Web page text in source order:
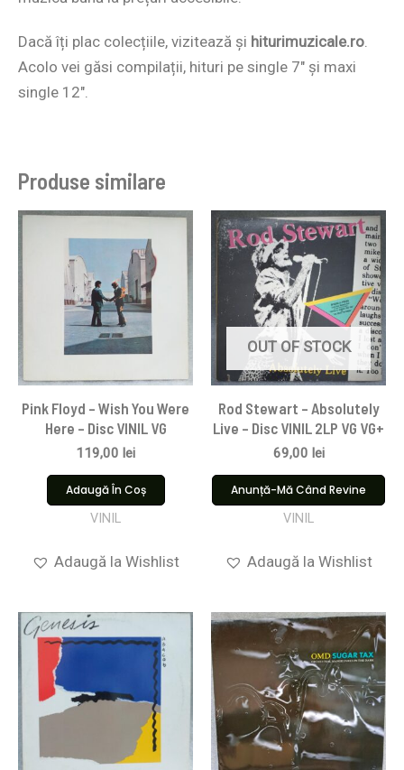
Dacă îți plac colecțiile, vizitează și hiturimuzicale.ro
Acolo vei găsi compilații, hituri pe single 7″ și maxi
single 12″.
Produse similare
Pink Floyd ‎– Wish You Were
Here – Disc VINIL VG
119,00 lei
Adaugă În Coș
VINIL
Adaugă la Wishlist
OUT OF STOCK
Rod Stewart – Absolutely
Live – Disc VINIL 2LP VG VG+
69,00 lei
Anunță-Mă Când Revine
VINIL
Adaugă la Wishlist